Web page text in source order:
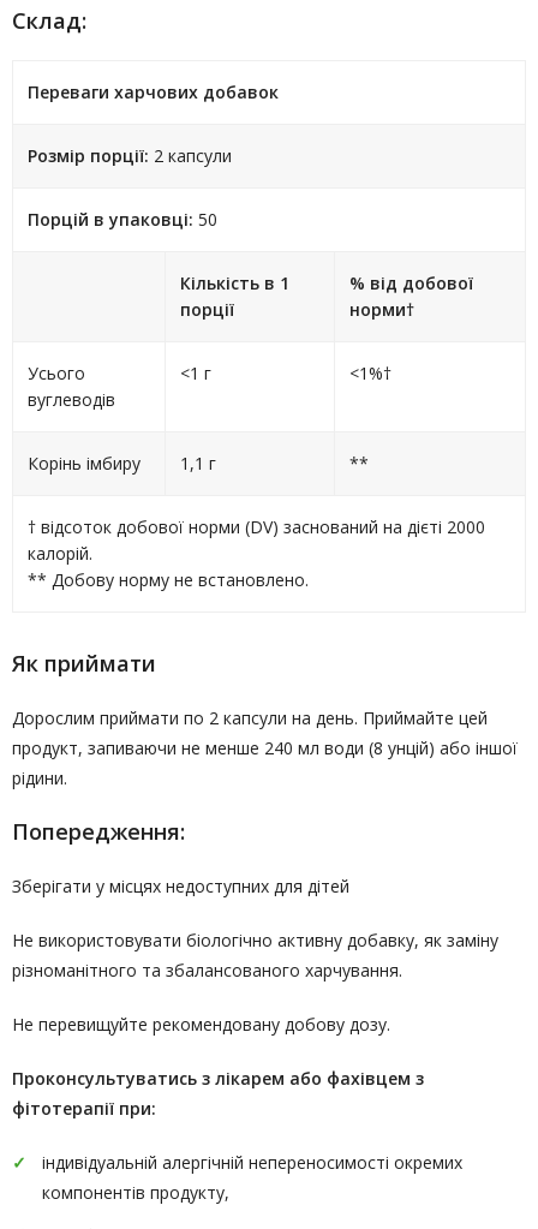
Склад:
Переваги харчових добавок
Розмір порції: 2 капсули
Порцій в упаковці: 50
Кількість в 1
порції
% від добової
норми†
Усього
вуглеводів
<1 г <1%†
Корінь імбиру 1,1 г **
† відсоток добової норми (DV) заснований на дієті 2000
калорій.
** Добову норму не встановлено.
Як приймати
Дорослим приймати по 2 капсули на день. Приймайте цей
продукт, запиваючи не менше 240 мл води (8 унцій) або іншої
рідини.
Попередження:
Зберігати у місцях недоступних для дітей
Не використовувати біологічно активну добавку, як заміну
різноманітного та збалансованого харчування.
Не перевищуйте рекомендовану добову дозу.
Проконсультуватись з лікарем або фахівцем з
фітотерапії при:
індивідуальній алергічній непереносимості окремих
компонентів продукту,